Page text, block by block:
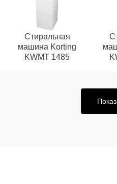
Стиральная
машина Korting
KWMT 1485